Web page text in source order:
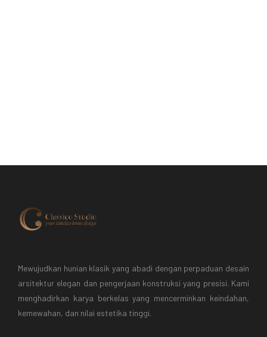
Mewujudkan hunian klasik yang abadi dengan perpaduan desain
arsitektur elegan dan pengerjaan konstruksi yang presisi. Kami
menghadirkan karya berkelas yang mencerminkan keindahan,
kemewahan, dan nilai estetika tinggi.